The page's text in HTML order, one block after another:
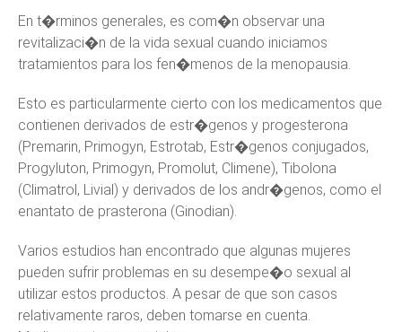
En t�rminos generales, es com�n observar una
revitalizaci�n de la vida sexual cuando iniciamos
tratamientos para los fen�menos de la menopausia.
Esto es particularmente cierto con los medicamentos que
contienen derivados de estr�genos y progesterona
(Premarin, Primogyn, Estrotab, Estr�genos conjugados,
Progyluton, Primogyn, Promolut, Climene), Tibolona
(Climatrol, Livial) y derivados de los andr�genos, como el
enantato de prasterona (Ginodian).
Varios estudios han encontrado que algunas mujeres
pueden sufrir problemas en su desempe�o sexual al
utilizar estos productos. A pesar de que son casos
relativamente raros, deben tomarse en cuenta.